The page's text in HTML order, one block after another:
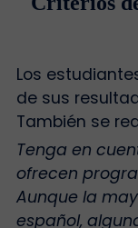
Los
de sus
También se
Tenga en
ofrecen
Aunque la
español,